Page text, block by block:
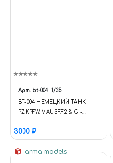
Арт. bt-004 1/35
BT-004 НЕМЕЦКИЙ ТАНК
PZ.KPFW.IV AUSF.F2 & G -
MODEL
3000 ₽
arma models